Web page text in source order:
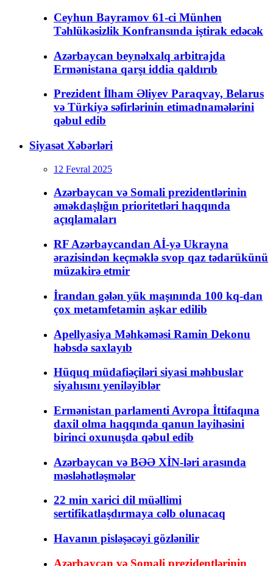
Ceyhun Bayramov 61-ci Münhen
Təhlükəsizlik Konfransında iştirak edəcək
Azərbaycan beynəlxalq arbitrajda
Ermənistana qarşı iddia qaldırıb
Prezident İlham Əliyev Paraqvay, Belarus
və Türkiyə səfirlərinin etimadnamələrini
qəbul edib
Siyasət Xəbərləri
12 Fevral 2025
Azərbaycan və Somali prezidentlərinin
əməkdaşlığın prioritetləri haqqında
açıqlamaları
RF Azərbaycandan Aİ-yə Ukrayna
ərazisindən keçməklə svop qaz tədarükünü
müzakirə etmir
İrandan gələn yük maşınında 100 kq-dan
çox metamfetamin aşkar edilib
Apellyasiya Məhkəməsi Ramin Dekonu
həbsdə saxlayıb
Hüquq müdafiəçiləri siyasi məhbuslar
siyahısını yeniləyiblər
Ermənistan parlamenti Avropa İttifaqına
daxil olma haqqında qanun layihəsini
birinci oxunuşda qəbul edib
Azərbaycan və BƏƏ XİN-ləri arasında
məsləhətləşmələr
22 min xarici dil müəllimi
sertifikatlaşdırmaya cəlb olunacaq
Havanın pisləşəcəyi gözlənilir
Azərbaycan və Somali prezidentlərinin